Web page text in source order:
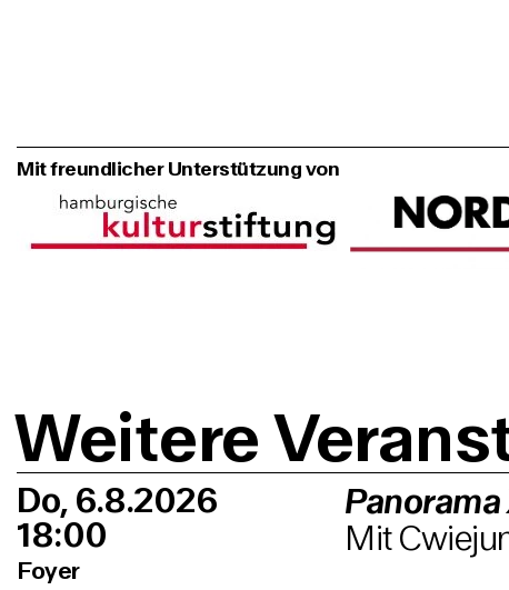
Mit freundlicher Unterstützung von
Weitere
Do, 6.8.2026
18:00
Foyer
Panorama
Mit